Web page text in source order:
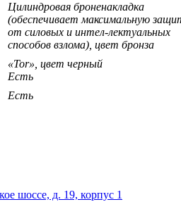
Цилиндровая броненакладка
(обеспечивает максимальную
от силовых и интел-лектуальных
способов взлома), цвет бронза
«Tor» , цвет черный
Есть
Есть
шоссе, д. 19, корпус 1